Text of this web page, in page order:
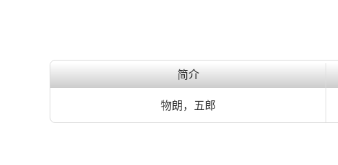
简介
物朗，五郎